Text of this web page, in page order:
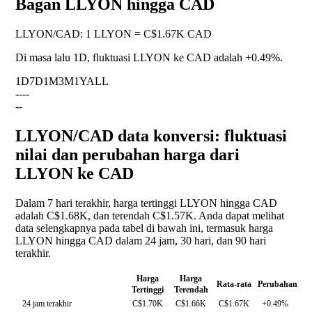
Bagan LLYON hingga CAD
LLYON/CAD: 1 LLYON = C$1.67K CAD
Di masa lalu 1D, fluktuasi LLYON ke CAD adalah +0.49%.
1D7D1M3M1YALL
----
--
LLYON/CAD data konversi: fluktuasi
nilai dan perubahan harga dari
LLYON ke CAD
Dalam 7 hari terakhir, harga tertinggi LLYON hingga CAD
adalah C$1.68K, dan terendah C$1.57K. Anda dapat melihat
data selengkapnya pada tabel di bawah ini, termasuk harga
LLYON hingga CAD dalam 24 jam, 30 hari, dan 90 hari
terakhir.
Harga
Tertinggi
Harga
Terendah
Rata-rata
Perubahan
24 jam terakhir
C$1.70K C$1.66K C$1.67K
+0.49%